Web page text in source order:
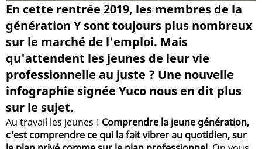
En cette rentrée 2019, les membres de la
génération Y sont toujours plus nombreux
sur le marché de l'emploi. Mais
qu'attendent les jeunes de leur vie
professionnelle au juste ? Une nouvelle
infographie signée Yuco nous en dit plus
sur le sujet.
Au travail les jeunes ! Comprendre la jeune génération,
c'est comprendre ce qui la fait vibrer au quotidien, sur